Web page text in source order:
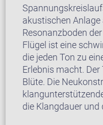
akustischen Anlage
Resonanzboden
Flügel ist eine
die jeden Ton zu
Erlebnis macht.
Blüte. Die
die Klangdauer und